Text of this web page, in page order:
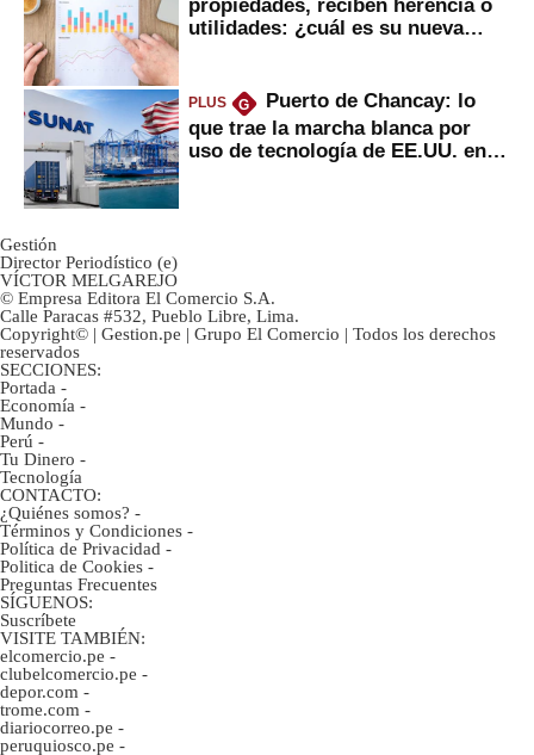
propiedades, reciben herencia o
utilidades: ¿cuál es su nueva
PLUS G
Puerto de Chancay: lo
que trae la marcha blanca por
uso de tecnología de EE.UU. en
Gestión
Director Periodístico (e)
VÍCTOR MELGAREJO
© Empresa Editora El Comercio S.A.
Calle Paracas #532, Pueblo Libre, Lima.
Copyright© | Gestion.pe | Grupo El Comercio | Todos los derechos
reservados
SECCIONES:
Portada -
Economía -
Mundo -
Perú -
Tu Dinero -
Tecnología
CONTACTO:
¿Quiénes somos? -
Términos y Condiciones -
Política de Privacidad -
Politica de Cookies -
Preguntas Frecuentes
SÍGUENOS:
Suscríbete
VISITE TAMBIÉN:
elcomercio.pe -
clubelcomercio.pe -
depor.com -
trome.com -
diariocorreo.pe -
peruquiosco.pe -